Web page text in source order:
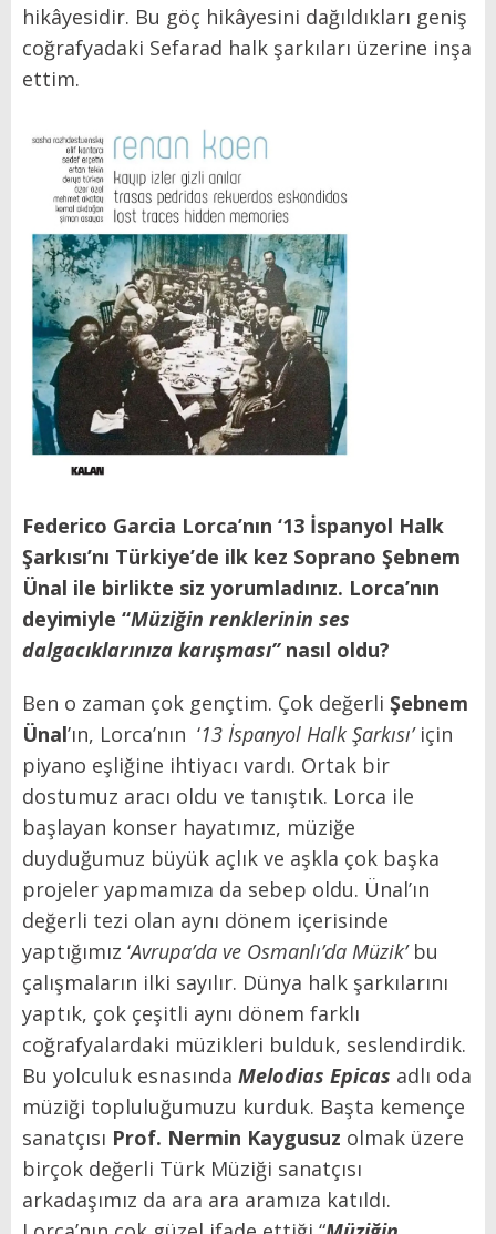
hikâyesidir. Bu göç hikâyesini dağıldıkları geniş
coğrafyadaki Sefarad halk şarkıları üzerine inşa
ettim.
Federico Garcia Lorca’nın ‘13 İspanyol Halk
Şarkısı’nı Türkiye’de ilk kez Soprano Şebnem
Ünal ile birlikte siz yorumladınız. Lorca’nın
deyimiyle “Müziğin renklerinin ses
dalgacıklarınıza karışması”nasıl oldu?
Ben o zaman çok gençtim. Çok değerli Şebnem
Ünal’ın, Lorca’nın ‘13 İspanyol Halk Şarkısı’için
piyano eşliğine ihtiyacı vardı. Ortak bir
dostumuz aracı oldu ve tanıştık. Lorca ile
başlayan konser hayatımız, müziğe
duyduğumuz büyük açlık ve aşkla çok başka
projeler yapmamıza da sebep oldu. Ünal’ın
değerli tezi olan aynı dönem içerisinde
yaptığımız ‘Avrupa’da ve Osmanlı’da Müzik’bu
çalışmaların ilki sayılır. Dünya halk şarkılarını
yaptık, çok çeşitli aynı dönem farklı
coğrafyalardaki müzikleri bulduk, seslendirdik.
Bu yolculuk esnasında Melodias Epicas adlı oda
müziği topluluğumuzu kurduk. Başta kemençe
sanatçısı Prof. Nermin Kaygusuz olmak üzere
birçok değerli Türk Müziği sanatçısı
arkadaşımız da ara ara aramıza katıldı.